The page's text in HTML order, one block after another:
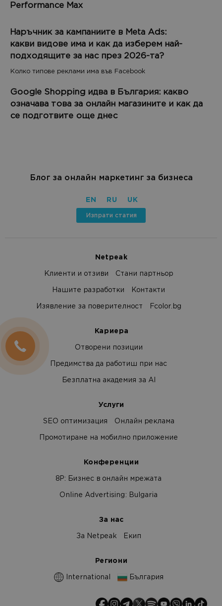
Performance Max
Наръчник за кампаниите в Meta Ads:
какви видове има и как да изберем най-
подходящите за нас през 2026-та?
Колко типове реклами има във Facebook
Google Shopping идва в България: какво
означава това за онлайн магазините и как да
се подготвите още днес
Блог за онлайн маркетинг за бизнеса
EN RU UK
Изпрати статия
Netpeak
Клиенти и отзиви Стани партньор
Нашите разработки Контакти
Изявление за поверителност Fcolor.bg
Кариера
Отворени позиции
Предимства да работиш при нас
Безплатна академия за AI
Услуги
SEO оптимизация Онлайн реклама
Промотиране на мобилно приложение
Конференции
8Р: Бизнес в онлайн мрежата
Online Advertising: Bulgaria
За нас
За Netpeak Екип
Региони
International България